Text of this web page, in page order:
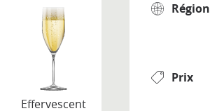
Effervescent
Région
Prix